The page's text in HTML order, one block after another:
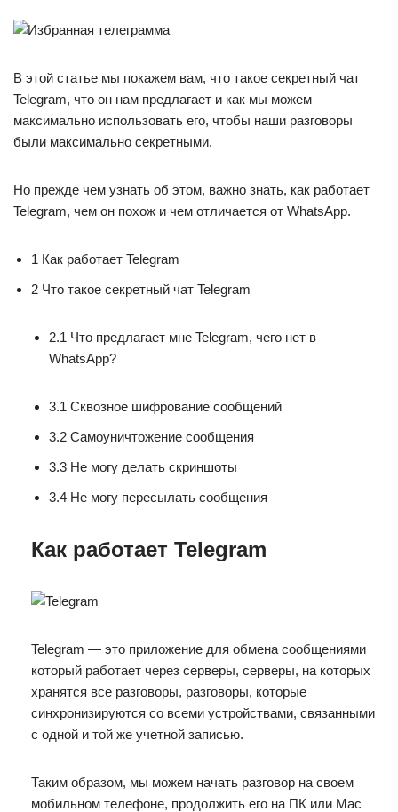
В этой статье мы покажем вам, что такое секретный чат
Telegram, что он нам предлагает и как мы можем
максимально использовать его, чтобы наши разговоры
были максимально секретными.
Но прежде чем узнать об этом, важно знать, как работает
Telegram, чем он похож и чем отличается от WhatsApp.
1 Как работает Telegram
2 Что такое секретный чат Telegram
2.1 Что предлагает мне Telegram, чего нет в
WhatsApp?
3.1 Сквозное шифрование сообщений
3.2 Самоуничтожение сообщения
3.3 Не могу делать скриншоты
3.4 Не могу пересылать сообщения
Как работает Telegram
Telegram — это приложение для обмена сообщениями
который работает через серверы, серверы, на которых
хранятся все разговоры, разговоры, которые
синхронизируются со всеми устройствами, связанными
с одной и той же учетной записью.
Таким образом, мы можем начать разговор на своем
мобильном телефоне, продолжить его на ПК или Mac